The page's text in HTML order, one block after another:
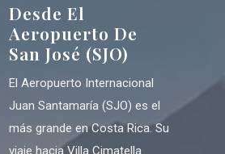
Desde El
Aeropuerto De
San José (SJO)
El Aeropuerto Internacional
Juan Santamaría (SJO) es el
más grande en Costa Rica. Su
viaje hacia Villa Cimatella